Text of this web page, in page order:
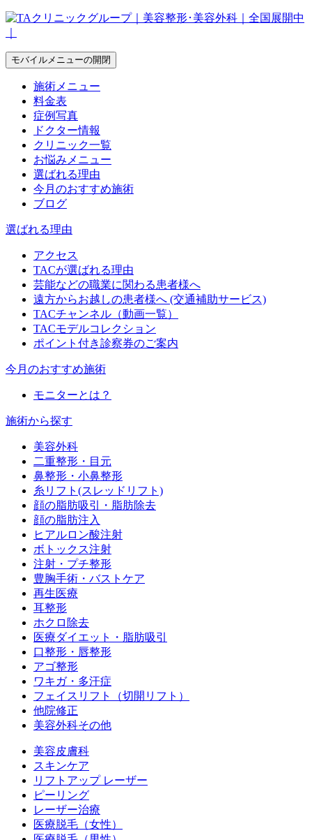
モバイルメニューの開閉
施術メニュー
料金表
症例写真
ドクター情報
クリニック一覧
お悩みメニュー
選ばれる理由
今月のおすすめ施術
ブログ
選ばれる理由
アクセス
TACが選ばれる理由
芸能などの職業に関わる患者様へ
遠方からお越しの患者様へ (交通補助サービス)
TACチャンネル（動画一覧）
TACモデルコレクション
ポイント付き診察券のご案内
今月のおすすめ施術
モニターとは？
施術から探す
美容外科
二重整形・目元
鼻整形・小鼻整形
糸リフト(スレッドリフト)
顔の脂肪吸引・脂肪除去
顔の脂肪注入
ヒアルロン酸注射
ボトックス注射
注射・プチ整形
豊胸手術・バストケア
再生医療
耳整形
ホクロ除去
医療ダイエット・脂肪吸引
口整形・唇整形
アゴ整形
ワキガ・多汗症
フェイスリフト（切開リフト）
他院修正
美容外科その他
美容皮膚科
スキンケア
リフトアップ レーザー
ピーリング
レーザー治療
医療脱毛（女性）